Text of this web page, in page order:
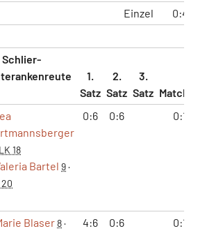
Einzel
0:4
Schlier-
1.
Satz
2.
Satz
3.
Satz
LK 18
Bartel 9·
0:6 0:6 0:1
Blaser8·
4:6 0:6 0:1